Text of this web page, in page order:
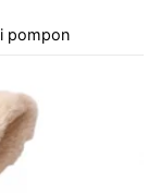
pompon